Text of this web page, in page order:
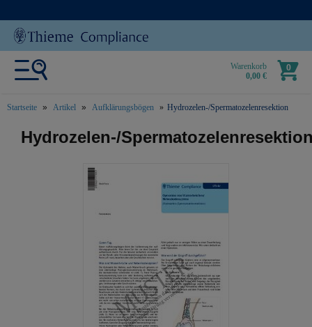
Warenkorb
0,00 €
0
Startseite Artikel Aufklärungsbögen Hydrozelen-/Spermatozelenresektion
text.skipToContent
text.skipToNavigation
Hydrozelen-/